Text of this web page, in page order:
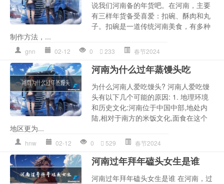
说我们河南备的年货吧。在河南，主要
有三样年货备受喜爱：扣碗、酥肉和丸
子。扣碗是一道传统河南美食，有多种
制作方法，...
gnn 02-12 0 233 春节2024
河南为什么过年蒸馒头吃
为什么河南人爱吃馒头? 河南人爱吃馒
头有以下几个可能的原因: 1. 地理环境
和历史文化:河南位于中国中部,地处内
陆,相对于南方的米饭文化,面食在这个
地区更为...
hnw 02-12 0 529 春节2024
河南过年拜年磕头女生是谁
河南过年拜年磕头女生是谁 在河南，过